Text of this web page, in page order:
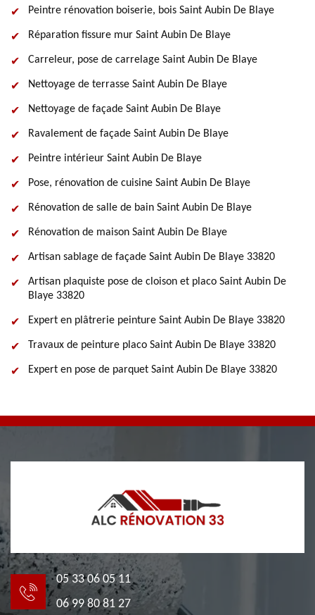
Peintre rénovation boiserie, bois Saint Aubin De Blaye
Réparation fissure mur Saint Aubin De Blaye
Carreleur, pose de carrelage Saint Aubin De Blaye
Nettoyage de terrasse Saint Aubin De Blaye
Nettoyage de façade Saint Aubin De Blaye
Ravalement de façade Saint Aubin De Blaye
Peintre intérieur Saint Aubin De Blaye
Pose, rénovation de cuisine Saint Aubin De Blaye
Rénovation de salle de bain Saint Aubin De Blaye
Rénovation de maison Saint Aubin De Blaye
Artisan sablage de façade Saint Aubin De Blaye 33820
Artisan plaquiste pose de cloison et placo Saint Aubin De
Blaye 33820
Expert en plâtrerie peinture Saint Aubin De Blaye 33820
Travaux de peinture placo Saint Aubin De Blaye 33820
Expert en pose de parquet Saint Aubin De Blaye 33820
05 33 06 05 11
06 99 80 81 27